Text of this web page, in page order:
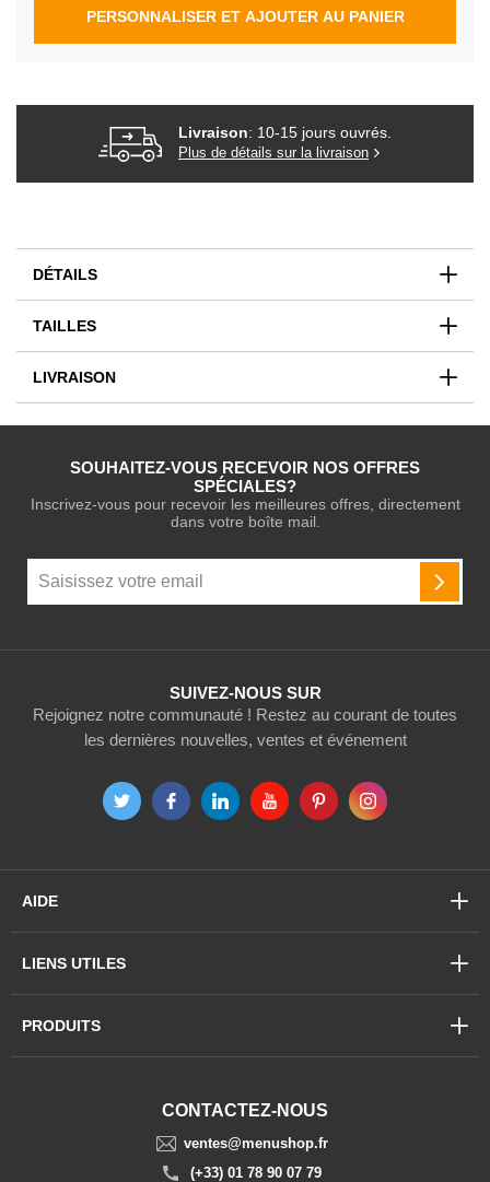
PERSONNALISER ET AJOUTER AU PANIER
Livraison: 10-15 jours ouvrés.
Plus de détails sur la livraison
DÉTAILS
TAILLES
LIVRAISON
SUIVEZ-NOUS SUR
Rejoignez notre communauté ! Restez au courant de toutes
les dernières nouvelles, ventes et événement
SOUHAITEZ-VOUS RECEVOIR NOS OFFRES
SPÉCIALES?
Inscrivez-vous pour recevoir les meilleures offres, directement
dans votre boîte mail.
notre
CONTACTEZ-NOUS
ventes@menushop.fr
(+33) 01 78 90 07 79
AIDE
LIENS UTILES
PRODUITS